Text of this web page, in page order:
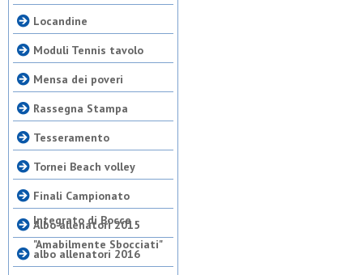
Locandine
Moduli Tennis tavolo
Mensa dei poveri
Rassegna Stampa
Tesseramento
Tornei Beach volley
Finali Campionato
Integrato di Bocce
"Amabilmente Sbocciati"
Albo allenatori 2015
albo allenatori 2016